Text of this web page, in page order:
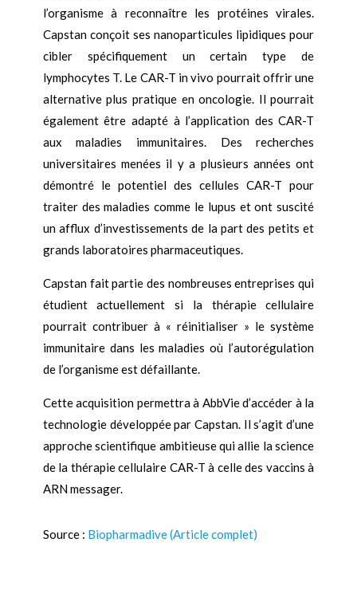
l’organisme à reconnaître les protéines virales.
Capstan conçoit ses nanoparticules lipidiques pour
cibler spécifiquement un certain type de
lymphocytes T. Le CAR-T in vivo pourrait offrir une
alternative plus pratique en oncologie. Il pourrait
également être adapté à l’application des CAR-T
aux maladies immunitaires. Des recherches
universitaires menées il y a plusieurs années ont
démontré le potentiel des cellules CAR-T pour
traiter des maladies comme le lupus et ont suscité
un afflux d’investissements de la part des petits et
grands laboratoires pharmaceutiques.
Capstan fait partie des nombreuses entreprises qui
étudient actuellement si la thérapie cellulaire
pourrait contribuer à « réinitialiser » le système
immunitaire dans les maladies où l’autorégulation
de l’organisme est défaillante.
Cette acquisition permettra à AbbVie d’accéder à la
technologie développée par Capstan. Il s’agit d’une
approche scientifique ambitieuse qui allie la science
de la thérapie cellulaire CAR-T à celle des vaccins à
ARN messager.
Source : Biopharmadive (Article complet)